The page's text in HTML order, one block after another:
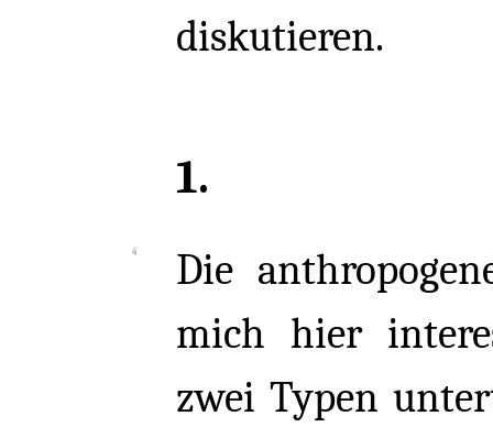
diskutieren.
1.
Die
mich hier
zwei Typen